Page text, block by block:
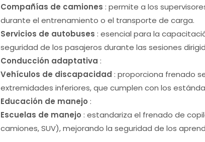
Compañías de camiones : permite a los
durante el entrenamiento o el transporte de carga.
Servicios de autobuses : esencial para la
seguridad de los pasajeros durante las sesiones
Conducción adaptativa :
Vehículos de discapacidad : proporciona frenado
extremidades inferiores, que cumplen con los
Educación de manejo :
Escuelas de manejo : estandariza el frenado de
camiones, SUV), mejorando la seguridad de los